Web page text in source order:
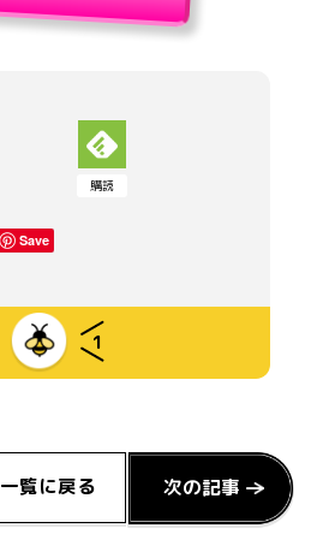
購読
Save
1
一覧に戻る 次の記事